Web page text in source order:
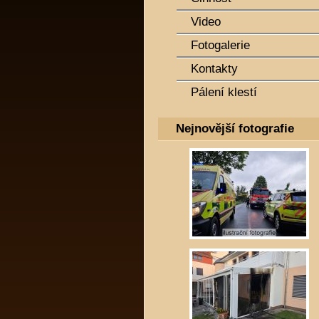
Video
Fotogalerie
Kontakty
Pálení klestí
Nejnovější fotografie